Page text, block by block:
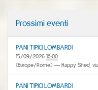
Prossimi eventi
PANI TIPICI LOMBARDI
15/09/2026 18:00
(Europe/Rome) — Happy Shed,
PANI TIPICI LOMBARDI